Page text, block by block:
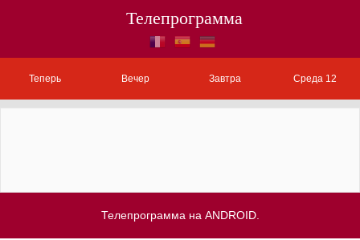
Телепрограмма
Теперь Вечер Завтра Среда 12
Телепрограмма на ANDROID.